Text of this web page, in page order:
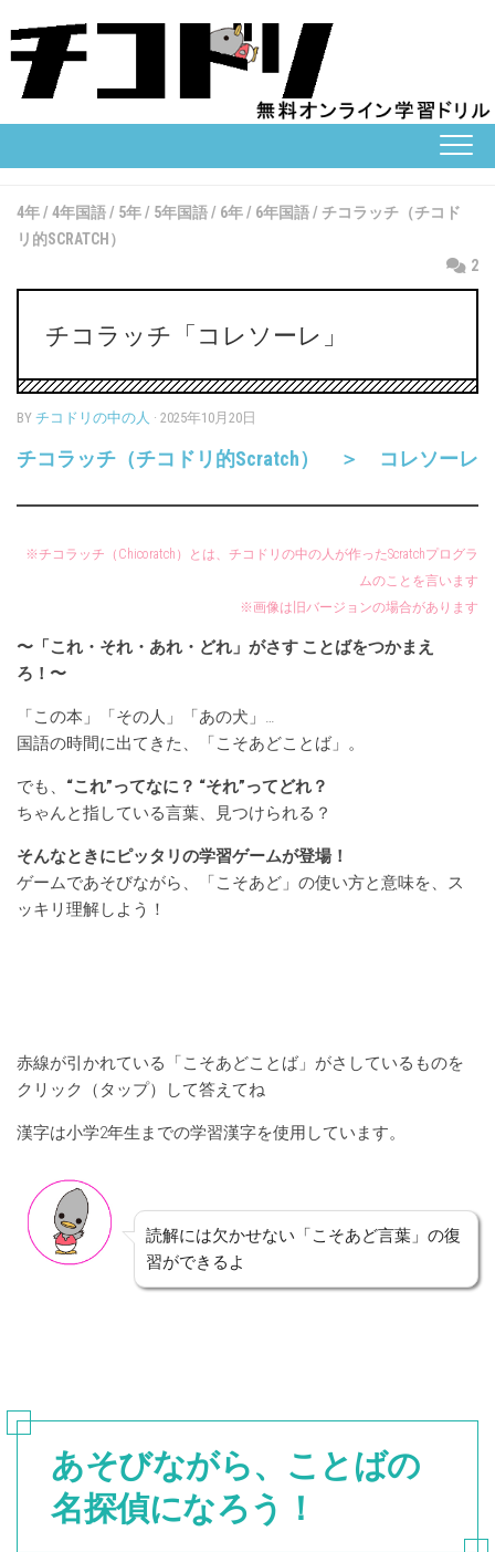
to
content
4年/ 4年国語/ 5年/ 5年国語/ 6年/ 6年国語/ チコラッチ（チコド
リ的SCRATCH）
2
チコラッチ「コレソーレ」
BY チコドリの中の人 · 2025年10月20日
チコラッチ（チコドリ的Scratch） ＞ コレソーレ
※チコラッチ（Chicoratch）とは、チコドリの中の人が作ったScratchプログラ
ムのことを言います
※画像は旧バージョンの場合があります
〜「これ・それ・あれ・どれ」がさす ことばをつかまえ
ろ！〜
「この本」「その人」「あの犬」…
国語の時間に出てきた、「こそあどことば」。
でも、 “これ”ってなに？ “それ”ってどれ？
ちゃんと指している言葉、見つけられる？
そんなときにピッタリの学習ゲームが登場！
ゲームであそびながら、「こそあど」の使い方と意味を、ス
ッキリ理解しよう！
赤線が引かれている「こそあどことば」がさしているものを
クリック（タップ）して答えてね
漢字は小学2年生までの学習漢字を使用しています。
読解には欠かせない「こそあど言葉」の復
習ができるよ
あそびながら、ことばの
名探偵になろう！